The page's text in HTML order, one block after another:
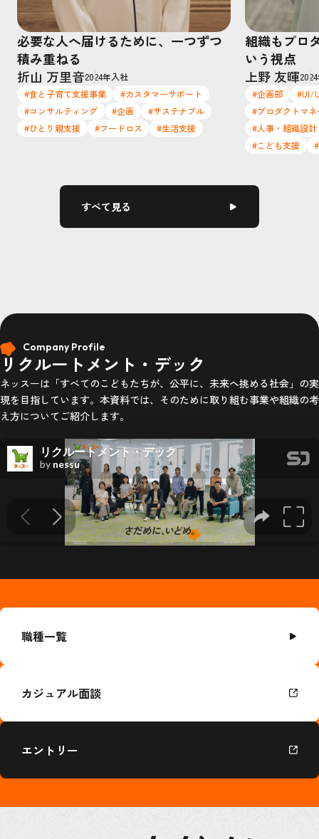
必要な人へ届けるために、一つずつ
積み重ねる
折山 万里音2024年入社
#食と子育て支援事業
#カスタマーサポート
#コンサルティング
#企画
#サステナブル
#ひとり親支援
#フードロス #生活支援
組織もプロ
いう視点
上野 友暉
#企画部
#UI/
#プロダクトマ
#人事・組織設計
#こども支援
すべて見る
Company Profile
リクルートメント・デック
ネッスーは「すべてのこどもたちが、公平に、未来へ挑める社会」の実
現を目指しています。本資料では、そのために取り組む事業や組織の考
え方についてご紹介します。
職種一覧
カジュアル面談
エントリー